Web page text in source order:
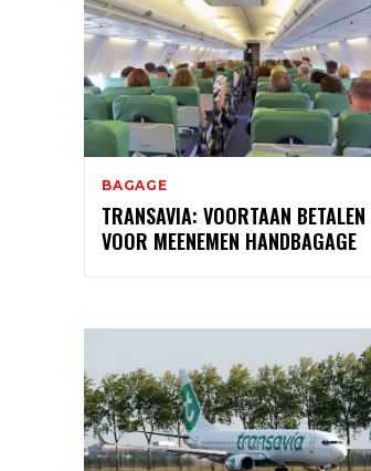
BAGAGE
TRANSAVIA: VOORTAAN BETALEN
VOOR MEENEMEN HANDBAGAGE